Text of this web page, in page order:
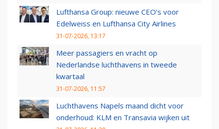
Lufthansa Group: nieuwe CEO’s voor
Edelweiss en Lufthansa City Airlines
31-07-2026, 13:17
Meer passagiers en vracht op
Nederlandse luchthavens in tweede
kwartaal
31-07-2026, 11:57
Luchthavens Napels maand dicht voor
onderhoud: KLM en Transavia wijken uit